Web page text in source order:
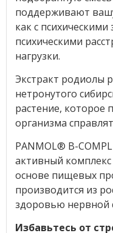
поддерживают
как с
психическими
нагрузки.
Экстракт родиолы
нетронутого
растение, которое
организма
PANMOL® B-
активный
основе пищевых
производится из
здоровью нервной
Избавьтесь от